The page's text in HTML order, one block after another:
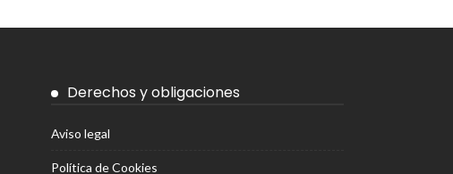
Derechos y obligaciones
Aviso legal
Política de Cookies